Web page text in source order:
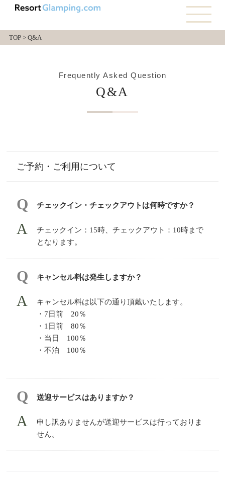
TOP >Q&A
Frequently Asked Question
Q&A
ご予約・ご利用について
チェックイン・チェックアウトは何時ですか？
チェックイン：15時、チェックアウト：10時まで
となります。
キャンセル料は発生しますか？
キャンセル料は以下の通り頂戴いたします。
・7日前 20％
・1日前 80％
・当日 100％
・不泊 100％
送迎サービスはありますか？
申し訳ありませんが送迎サービスは行っておりま
せん。